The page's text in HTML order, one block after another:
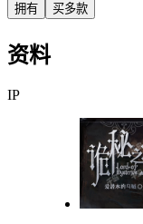
拥有
买多款
资料
IP